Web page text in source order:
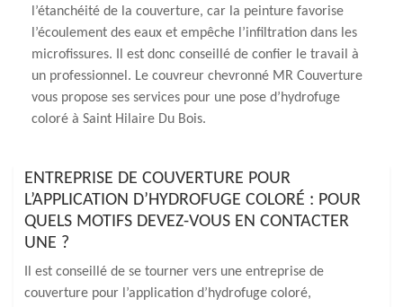
l’étanchéité de la couverture, car la peinture favorise
l’écoulement des eaux et empêche l’infiltration dans les
microfissures. Il est donc conseillé de confier le travail à
un professionnel. Le couvreur chevronné MR Couverture
vous propose ses services pour une pose d’hydrofuge
coloré à Saint Hilaire Du Bois.
ENTREPRISE DE COUVERTURE POUR
L’APPLICATION D’HYDROFUGE COLORÉ : POUR
QUELS MOTIFS DEVEZ-VOUS EN CONTACTER
UNE ?
Il est conseillé de se tourner vers une entreprise de
couverture pour l’application d’hydrofuge coloré,